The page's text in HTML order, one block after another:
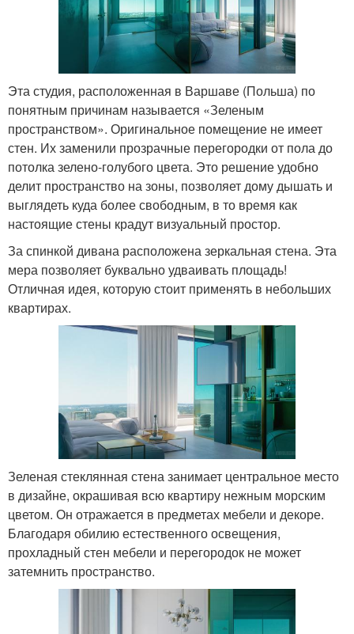
Эта студия, расположенная в Варшаве (Польша) по
понятным причинам называется «Зеленым
пространством». Оригинальное помещение не имеет
стен. Их заменили прозрачные перегородки от пола до
потолка зелено-голубого цвета. Это решение удобно
делит пространство на зоны, позволяет дому дышать и
выглядеть куда более свободным, в то время как
настоящие стены крадут визуальный простор.
За спинкой дивана расположена зеркальная стена. Эта
мера позволяет буквально удваивать площадь!
Отличная идея, которую стоит применять в небольших
квартирах.
Зеленая стеклянная стена занимает центральное место
в дизайне, окрашивая всю квартиру нежным морским
цветом. Он отражается в предметах мебели и декоре.
Благодаря обилию естественного освещения,
прохладный стен мебели и перегородок не может
затемнить пространство.